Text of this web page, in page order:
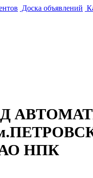
Доска объявлений
Д
НПК